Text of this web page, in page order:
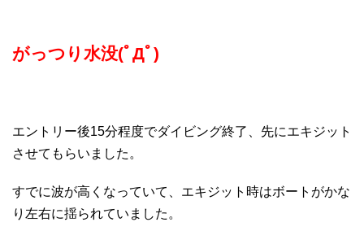
がっつり水没(ﾟДﾟ)
エントリー後15分程度でダイビング終了、先にエキジット
させてもらいました。
すでに波が高くなっていて、エキジット時はボートがかな
り左右に揺られていました。